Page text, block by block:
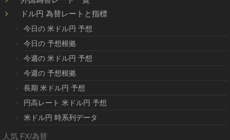
ドル円 為替レートと指標
今日の 米ドル円 予想
今日の 予想根拠
今週の 米ドル円 予想
今週の 予想根拠
長期 米ドル円 予想
円高レート 米ドル円 予想
米ドル円 時系列データ
人気 FX/為替